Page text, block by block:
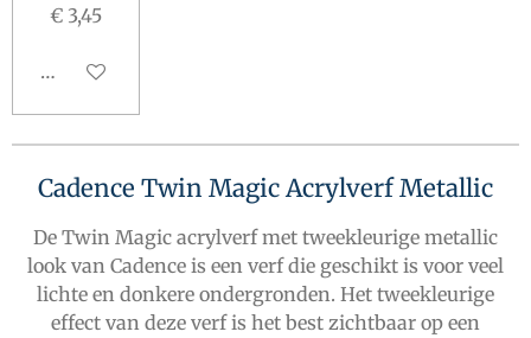
€ 3,45
In winkelwagen
Cadence Twin Magic Acrylverf Metallic
De Twin Magic acrylverf met tweekleurige metallic
look van Cadence is een verf die geschikt is voor veel
lichte en donkere ondergronden. Het tweekleurige
effect van deze verf is het best zichtbaar op een